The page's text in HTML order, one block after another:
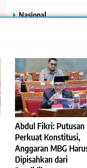
Abdul Fikri: Putusan
Perkuat Konstitusi,
Anggaran MBG
Dipisahkan dari
Nasional
Polhukam
Uncategorized
Redaksi